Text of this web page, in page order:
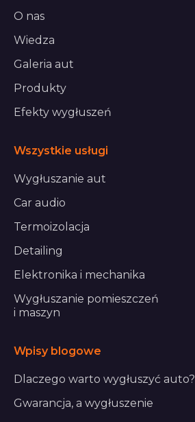
O nas
Wiedza
Galeria aut
Produkty
Efekty wygłuszeń
Wszystkie usługi
Wygłuszanie aut
Car audio
Termoizolacja
Detailing
Elektronika i mechanika
Wygłuszanie pomieszczeń
i maszyn
Wpisy blogowe
Dlaczego warto wygłuszyć auto?
Gwarancja, a wygłuszenie